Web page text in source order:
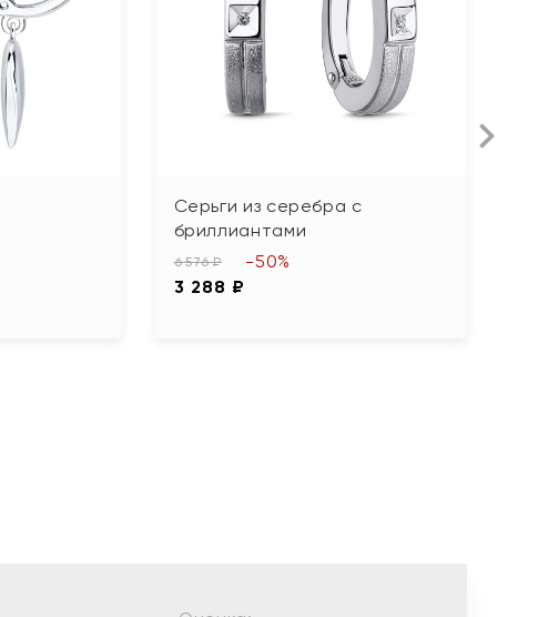
Серьги из серебра с
бриллиантами
6 576 ₽
3 288 ₽
-50%